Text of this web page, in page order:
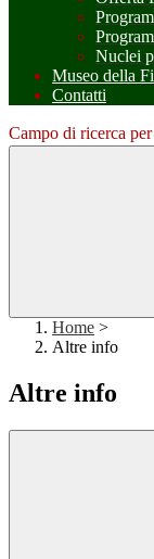
Nuclei
Museo della
Contatti
Campo di ricerca
Home >
Altre info
Altre info